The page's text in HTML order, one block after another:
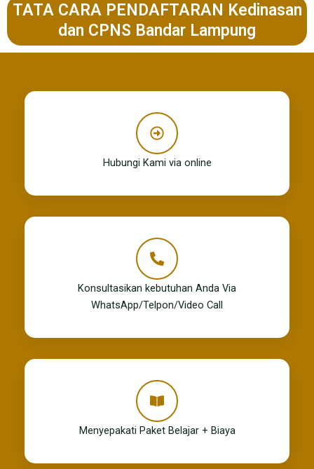
TATA CARA PENDAFTARAN Kedinasan
dan CPNS Bandar Lampung
Hubungi Kami via online
Konsultasikan kebutuhan Anda Via
WhatsApp/Telpon/Video Call
Menyepakati Paket Belajar + Biaya